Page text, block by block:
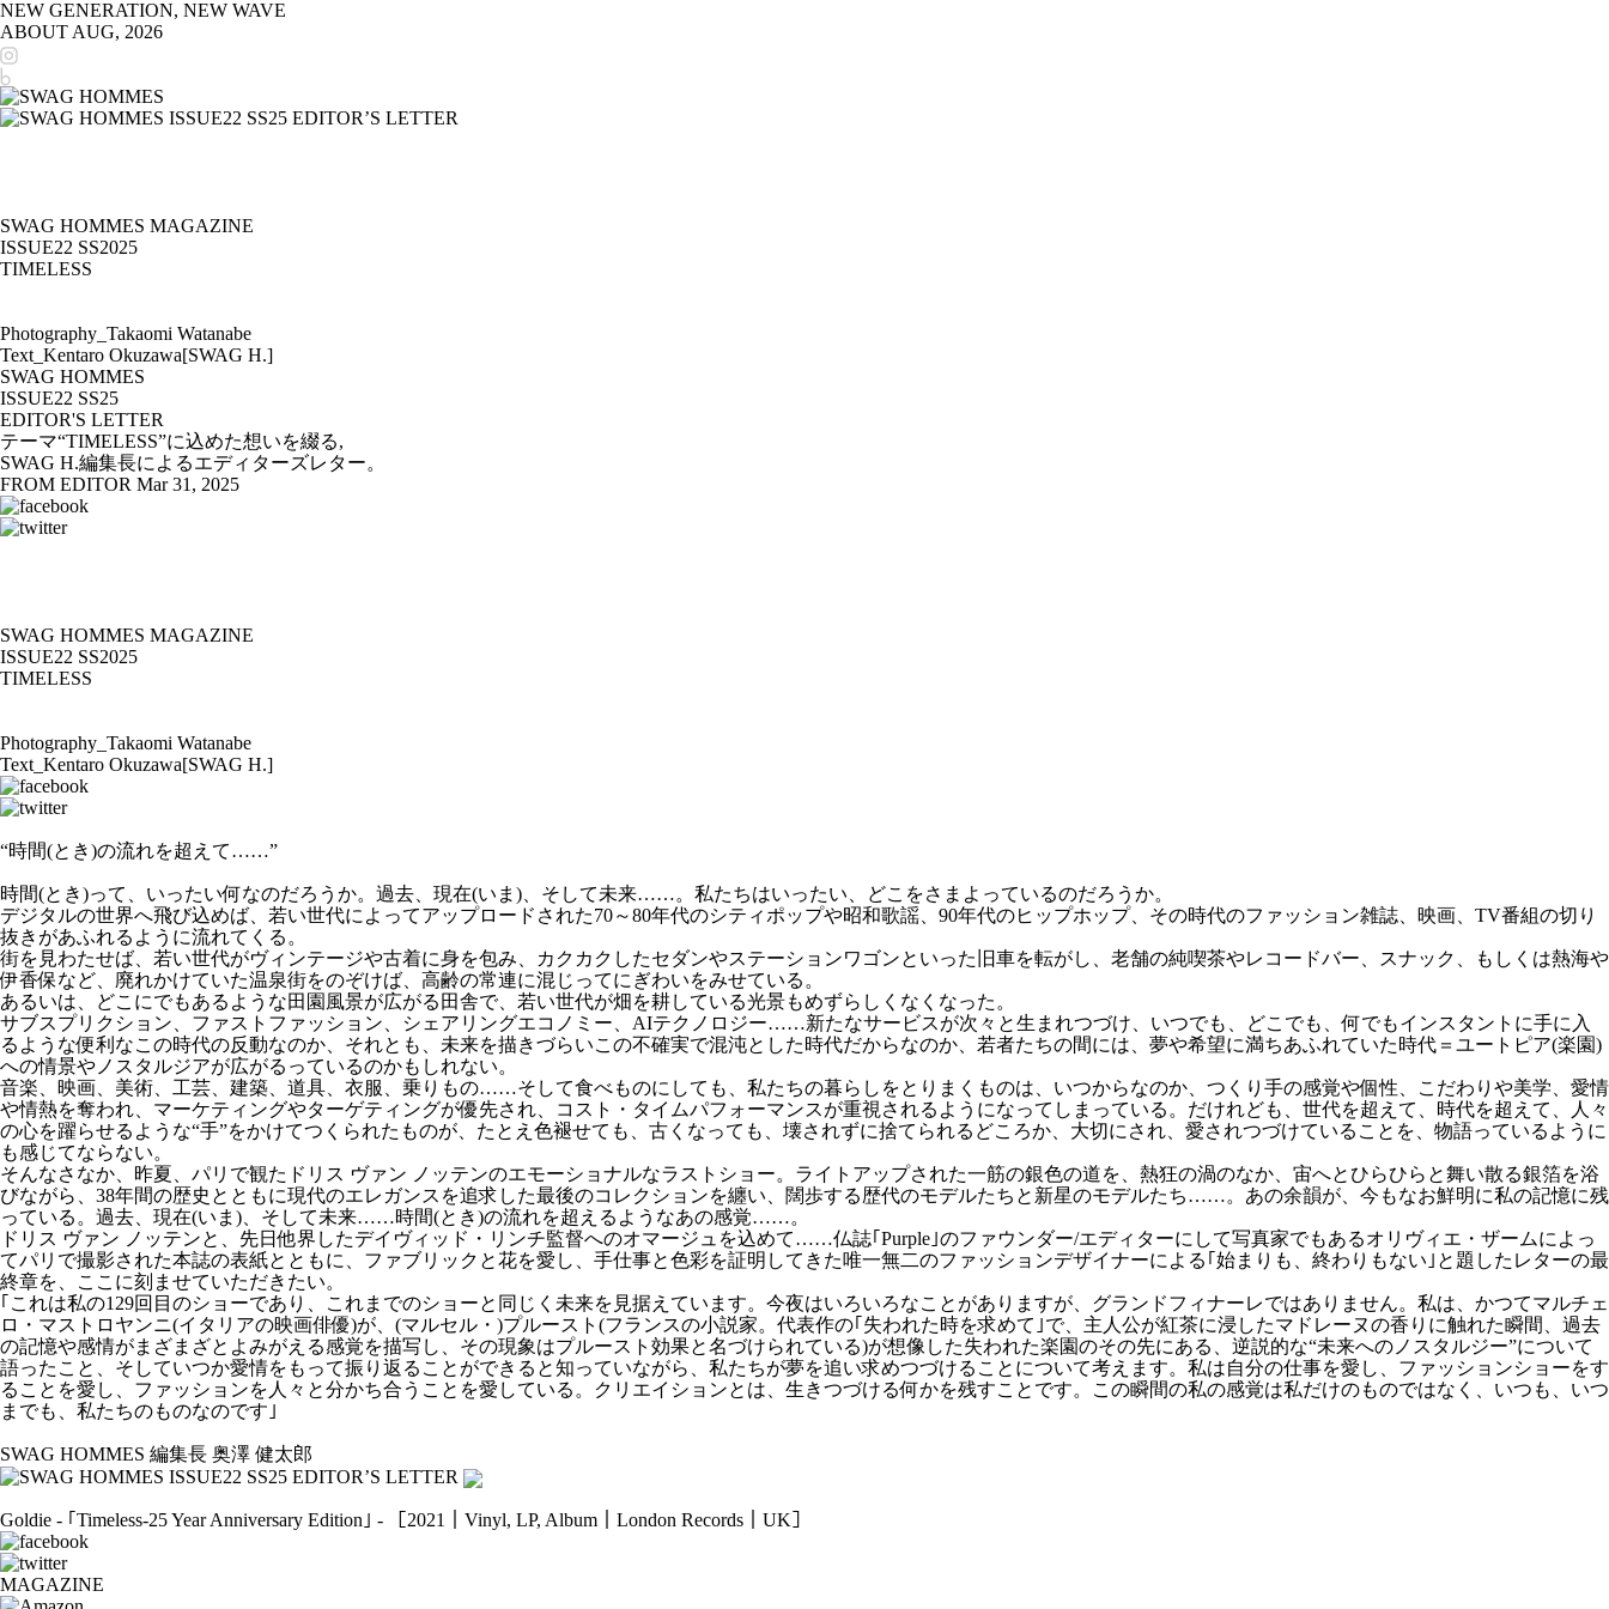
NEW GENERATION, NEW WAVE
ABOUT AUG, 2026
SWAG HOMMES MAGAZINE
ISSUE22 SS2025
TIMELESS
Photography_Takaomi Watanabe
Text_Kentaro Okuzawa[SWAG H.]
SWAG HOMMES
ISSUE22 SS25
EDITOR'S LETTER
テーマ“TIMELESS”に込めた想いを綴る,
SWAG H.編集長によるエディターズレター。
FROM EDITOR Mar 31, 2025
SWAG HOMMES MAGAZINE
ISSUE22 SS2025
TIMELESS
Photography_Takaomi Watanabe
Text_Kentaro Okuzawa[SWAG H.]
“時間(とき)の流れを超えて……”
時間(とき)って、いったい何なのだろうか。過去、現在(いま)、そして未来……。私たちはいったい、どこをさまよっているのだろうか。
デジタルの世界へ飛び込めば、若い世代によってアップロードされた70～80年代のシティポップや昭和歌謡、90年代のヒップホップ、その時代のファッション雑誌、映画、TV番組の切り
抜きがあふれるように流れてくる。
街を見わたせば、若い世代がヴィンテージや古着に身を包み、カクカクしたセダンやステーションワゴンといった旧車を転がし、老舗の純喫茶やレコードバー、スナック、もしくは熱海や
伊香保など、廃れかけていた温泉街をのぞけば、高齢の常連に混じってにぎわいをみせている。
あるいは、どこにでもあるような田園風景が広がる田舎で、若い世代が畑を耕している光景もめずらしくなくなった。
サブスプリクション、ファストファッション、シェアリングエコノミー、AIテクノロジー……新たなサービスが次々と生まれつづけ、いつでも、どこでも、何でもインスタントに手に入
るような便利なこの時代の反動なのか、それとも、未来を描きづらいこの不確実で混沌とした時代だからなのか、若者たちの間には、夢や希望に満ちあふれていた時代＝ユートピア(楽園)
への情景やノスタルジアが広がるっているのかもしれない。
音楽、映画、美術、工芸、建築、道具、衣服、乗りもの……そして食べものにしても、私たちの暮らしをとりまくものは、いつからなのか、つくり手の感覚や個性、こだわりや美学、愛情
や情熱を奪われ、マーケティングやターゲティングが優先され、コスト・タイムパフォーマンスが重視されるようになってしまっている。だけれども、世代を超えて、時代を超えて、人々
の心を躍らせるような“手”をかけてつくられたものが、たとえ色褪せても、古くなっても、壊されずに捨てられるどころか、大切にされ、愛されつづけていることを、物語っているように
も感じてならない。
そんなさなか、昨夏、パリで観たドリス ヴァン ノッテンのエモーショナルなラストショー。ライトアップされた一筋の銀色の道を、熱狂の渦のなか、宙へとひらひらと舞い散る銀箔を浴
びながら、38年間の歴史とともに現代のエレガンスを追求した最後のコレクションを纏い、闊歩する歴代のモデルたちと新星のモデルたち……。あの余韻が、今もなお鮮明に私の記憶に残
っている。過去、現在(いま)、そして未来……時間(とき)の流れを超えるようなあの感覚……。
ドリス ヴァン ノッテンと、先日他界したデイヴィッド・リンチ監督へのオマージュを込めて……仏誌｢Purple｣のファウンダー/エディターにして写真家でもあるオリヴィエ・ザームによっ
てパリで撮影された本誌の表紙とともに、ファブリックと花を愛し、手仕事と色彩を証明してきた唯一無二のファッションデザイナーによる｢始まりも、終わりもない｣と題したレターの最
終章を、ここに刻ませていただきたい。
｢これは私の129回目のショーであり、これまでのショーと同じく未来を見据えています。今夜はいろいろなことがありますが、グランドフィナーレではありません。私は、かつてマルチェ
ロ・マストロヤンニ(イタリアの映画俳優)が、(マルセル・)プルースト(フランスの小説家。代表作の｢失われた時を求めて｣で、主人公が紅茶に浸したマドレーヌの香りに触れた瞬間、過去
の記憶や感情がまざまざとよみがえる感覚を描写し、その現象はプルースト効果と名づけられている)が想像した失われた楽園のその先にある、逆説的な“未来へのノスタルジー”について
語ったこと、そしていつか愛情をもって振り返ることができると知っていながら、私たちが夢を追い求めつづけることについて考えます。私は自分の仕事を愛し、ファッションショーをす
ることを愛し、ファッションを人々と分かち合うことを愛している。クリエイションとは、生きつづける何かを残すことです。この瞬間の私の感覚は私だけのものではなく、いつも、いつ
までも、私たちのものなのです｣
SWAG HOMMES 編集長 奥澤 健太郎
Goldie - ｢Timeless-25 Year Anniversary Edition｣ - ［2021｜Vinyl, LP, Album｜London Records｜UK］
MAGAZINE